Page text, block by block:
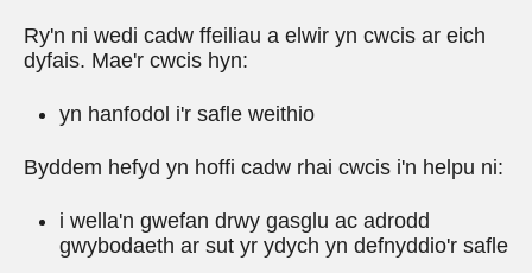
Ry'n ni wedi cadw ffeiliau a elwir yn cwcis ar eich
dyfais. Mae'r cwcis hyn:
yn hanfodol i'r safle weithio
Byddem hefyd yn hoffi cadw rhai cwcis i'n helpu ni:
i wella'n gwefan drwy gasglu ac adrodd
gwybodaeth ar sut yr ydych yn defnyddio'r safle